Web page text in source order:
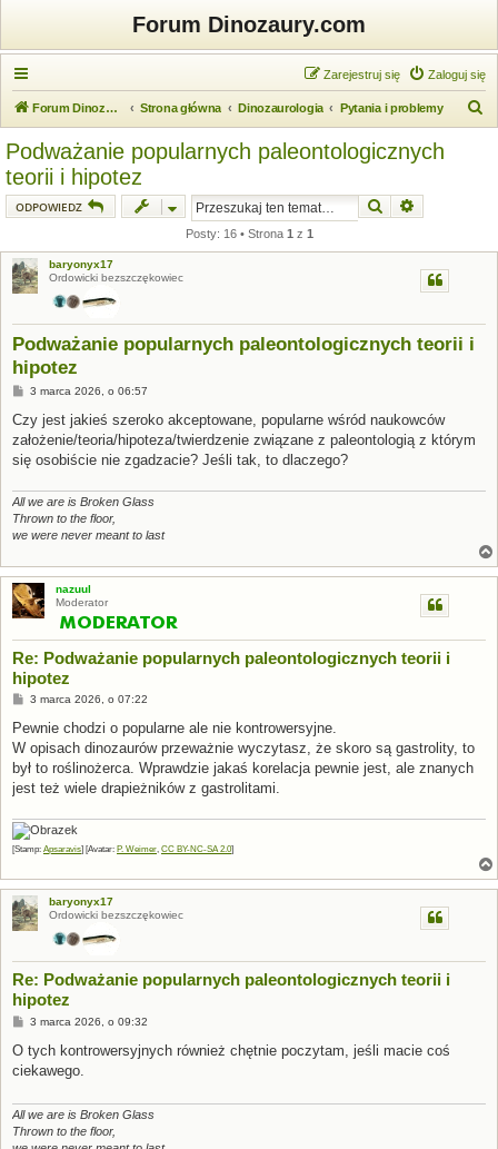
Forum Dinozaury.com
Zaloguj się
Zarejestruj się
Forum Dinozaury.com Strona główna Dinozaurologia Pytania i problemy
Podważanie popularnych paleontologicznych
teorii i hipotez
ODPOWIEDZ Szukaj
Posty: 16 • Strona 1 z 1
baryonyx17
Ordowicki bezszczękowiec
Podważanie popularnych paleontologicznych teorii i
hipotez
P
s
3 marca 2026, o 06:57
Czy jest jakieś szeroko akceptowane, popularne wśród naukowców
założenie/teoria/hipoteza/twierdzenie związane z paleontologią z którym
się osobiście nie zgadzacie? Jeśli tak, to dlaczego?
All we are is Broken Glass
Thrown to the floor,
we were never meant to last
nazuul
Moderator
Re: Podważanie popularnych paleontologicznych teorii i
hipotez
P
s
3 marca 2026, o 07:22
Pewnie chodzi o popularne ale nie kontrowersyjne.
W opisach dinozaurów przeważnie wyczytasz, że skoro są gastrolity, to
był to roślinożerca. Wprawdzie jakaś korelacja pewnie jest, ale znanych
jest też wiele drapieżników z gastrolitami.
[Stamp: Apsaravis] [Avatar: P. Weimer, CC BY-NC-SA 2.0]
baryonyx17
Ordowicki bezszczękowiec
Re: Podważanie popularnych paleontologicznych teorii i
hipotez
P
s
3 marca 2026, o 09:32
O tych kontrowersyjnych również chętnie poczytam, jeśli macie coś
ciekawego.
All we are is Broken Glass
Thrown to the floor,